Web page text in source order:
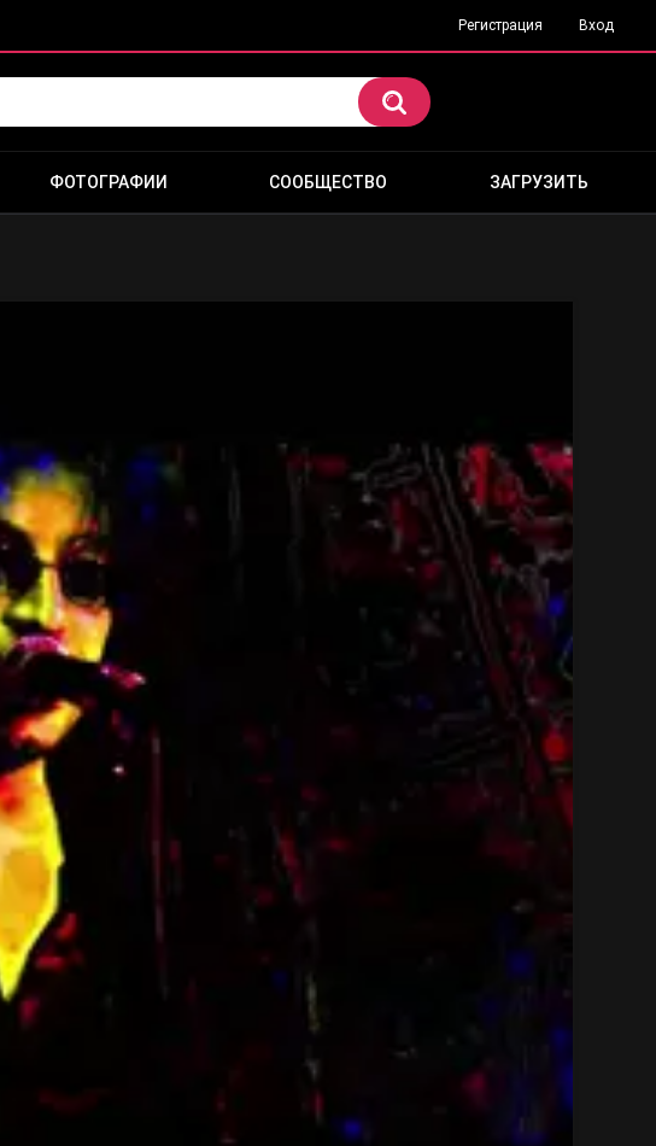
Регистрация Вход
ФОТОГРАФИИ СООБЩЕСТВО ЗАГРУЗИТЬ